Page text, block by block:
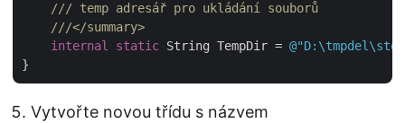
/// temp adresář pro ukládání souborů
///</summary>
internal
static String TempDir =
Vytvořte novou třídu s názvem